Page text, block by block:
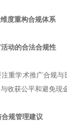
度重构合规体系
动的合法合规性
重学术推广合规
收获公平和避免现
规管理建议